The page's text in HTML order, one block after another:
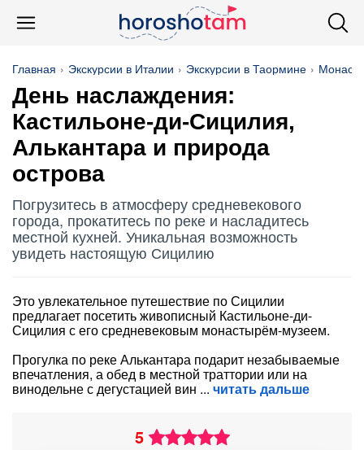
Главная Экскурсии в Италии Экскурсии в Таормине
День наслаждения:
Кастильоне-ди-Сицилия,
Алькантара и природа
острова
Погрузитесь в атмосферу средневекового
города, прокатитесь по реке и насладитесь
местной кухней. Уникальная возможность
увидеть настоящую Сицилию
Это увлекательное путешествие по Сицилии
предлагает посетить живописный Кастильоне-ди-
Сицилия с его средневековым монастырём-музеем.
Прогулка по реке Алькантара подарит незабываемые
впечатления, а обед в местной траттории или на
винодельне с дегустацией вин читать дальше
5